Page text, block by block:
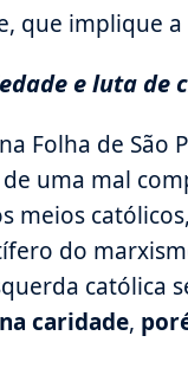
que implique
e luta de
Folha de São
uma mal
meios
do
católica
caridade,